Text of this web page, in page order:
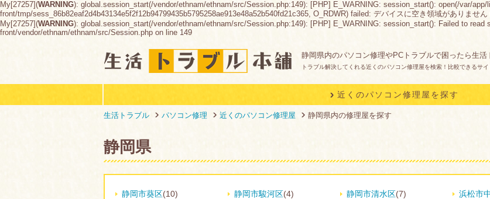
My[27257](WARNING): global.session_start(/vendor/ethnam/ethnam/src/Session.php:149): [PHP] E_WARNING: session_start(): open(/var/app/
front/tmp/sess_86b82eaf2d4b43134e5f2f12b94799435b5795258ae913e48a52b540fd21c365, O_RDWR) failed: デバイスに空き領域がありま
My[27257](WARNING): global.session_start(/vendor/ethnam/ethnam/src/Session.php:149): [PHP] E_WARNING: session_start(): Failed to
front/vendor/ethnam/ethnam/src/Session.php on line 149
静岡県内のパソコン修理やPCトラブルで困ったら生活
トラブル解決してくれる近くのパソコン修理屋を検索！比較できるサイ
近くのパソコン修理屋を探す
生活トラブル パソコン修理 近くのパソコン修理屋 静岡県内の修理屋を探す
静岡県
静岡市葵区(10) 静岡市駿河区(4) 静岡市清水区(7) 浜松市